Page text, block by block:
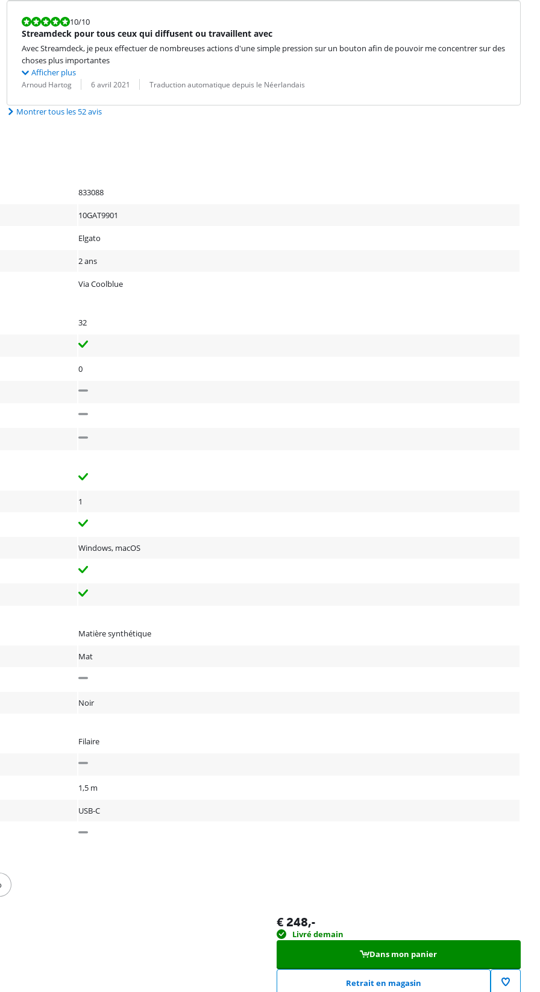
La note est 10 sur 10.
10/10
Streamdeck pour tous ceux qui diffusent ou travaillent avec
Avec Streamdeck, je peux effectuer de nombreuses actions d'une simple pression sur un bouton afin de pouvoir me concentrer sur des
choses plus importantes
Afficher plus
Évaluation par :
Arnoud Hartog
Date : 6 avril 2021
Traduction : Traduction automatique depuis le Néerlandais
Montrer tous les 52 avis
833088
10GAT9901
Elgato
2 ans
Via Coolblue
32
0
1
Windows, macOS
Matière synthétique
Mat
Noir
Filaire
1,5 m
USB-C
€ 248,-
Livré demain
Dans mon panier
Retrait en magasin